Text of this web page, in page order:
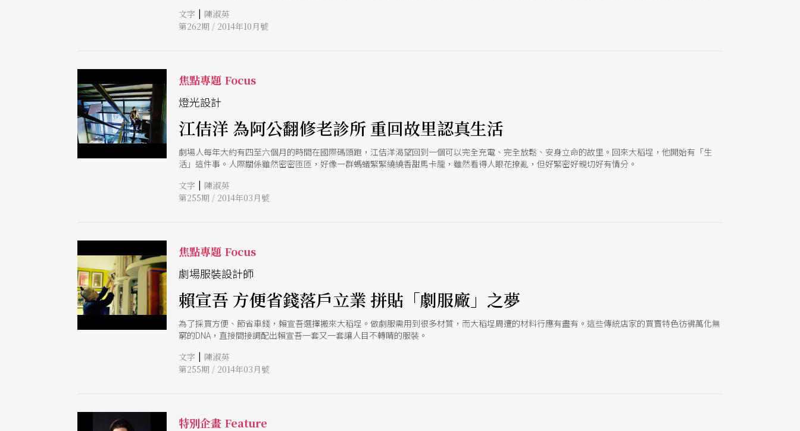
文字 | 陳淑英
第262期 / 2014年10月號
焦點專題 Focus
燈光設計
江佶洋 為阿公翻修老診所 重回故里認真生活
劇場人每年大約有四至六個月的時間在國際碼頭跑，江佶洋渴望回到一個可以完全充電、完全放鬆、安身立命的故里。回來大稻埕，他開始有「生
活」這件事。人際關係雖然密密匝匝，好像一群螞蟻緊緊繞繞香甜馬卡龍，雖然看得人眼花撩亂，但好緊密好親切好有情分。
文字 | 陳淑英
第255期 / 2014年03月號
焦點專題 Focus
劇場服裝設計師
賴宣吾 方便省錢落戶立業 拼貼「劇服廠」之夢
為了採買方便、節省車錢，賴宣吾選擇搬來大稻埕。做劇服需用到很多材質，而大稻埕周遭的材料行應有盡有。這些傳統店家的買賣特色彷彿萬化無
窮的DNA，直接間接調配出賴宣吾一套又一套讓人目不轉睛的服裝。
文字 | 陳淑英
第255期 / 2014年03月號
特別企畫 Feature